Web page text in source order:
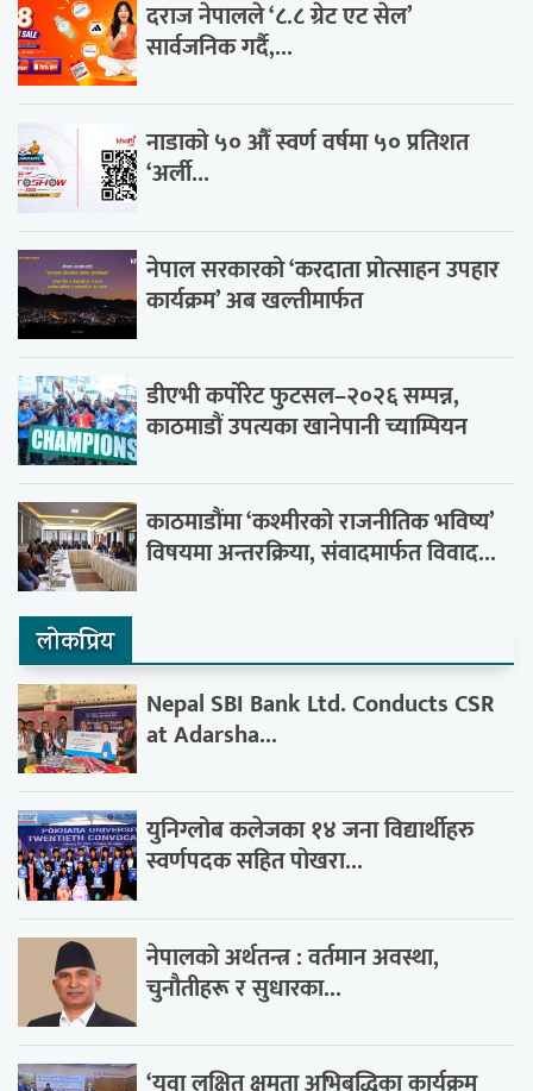
दराज नेपालले ‘८.८ ग्रेट एट सेल’
सार्वजनिक गर्दै,...
नाडाको ५० औँ स्वर्ण वर्षमा ५० प्रतिशत
‘अर्ली...
नेपाल सरकारको ‘करदाता प्रोत्साहन उपहार
कार्यक्रम’ अब खल्तीमार्फत
डीएभी कर्पोरेट फुटसल–२०२६ सम्पन्न,
काठमाडौं उपत्यका खानेपानी च्याम्पियन
काठमाडौंमा ‘कश्मीरको राजनीतिक भविष्य’
विषयमा अन्तरक्रिया, संवादमार्फत विवाद...
लाेकप्रिय
Nepal SBI Bank Ltd. Conducts CSR
at Adarsha...
युनिग्लोब कलेजका १४ जना विद्यार्थीहरु
स्वर्णपदक सहित पोखरा...
नेपालको अर्थतन्त्र : वर्तमान अवस्था,
चुनौतीहरू र सुधारका...